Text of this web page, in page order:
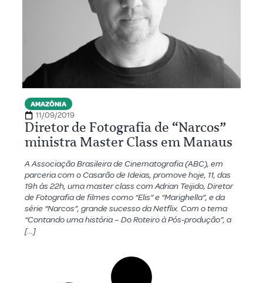
AMAZÔNIA
11/09/2019
Diretor de Fotografia de “Narcos”
ministra Master Class em Manaus
A Associação Brasileira de Cinematografia (ABC), em
parceria com o Casarão de Ideias, promove hoje, 11, das
19h às 22h, uma master class com Adrian Teijido, Diretor
de Fotografia de filmes como “Elis” e “Marighella”, e da
série “Narcos”, grande sucesso da Netflix. Com o tema
“Contando uma história – Do Roteiro à Pós-produção”, a
[…]